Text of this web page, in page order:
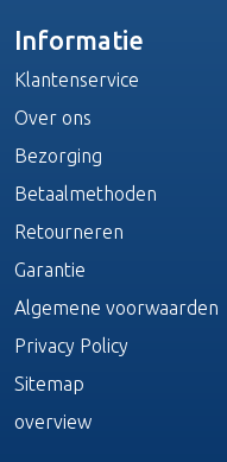
Informatie
Klantenservice
Over ons
Bezorging
Betaalmethoden
Retourneren
Garantie
Algemene voorwaarden
Privacy Policy
Sitemap
overview